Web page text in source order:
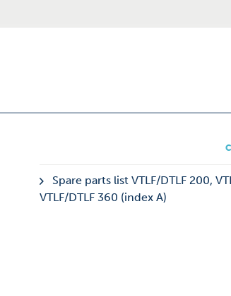
Spare parts list VTLF/DTLF 200,
VTLF/DTLF 360 (index A)